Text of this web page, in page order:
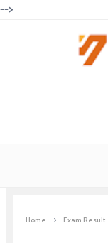
-->
Home Exam Result